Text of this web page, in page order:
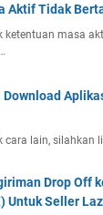
Aktif Tidak
ketentuan masa
Download
cara lain, silahkan
Drop Off
Untuk Seller